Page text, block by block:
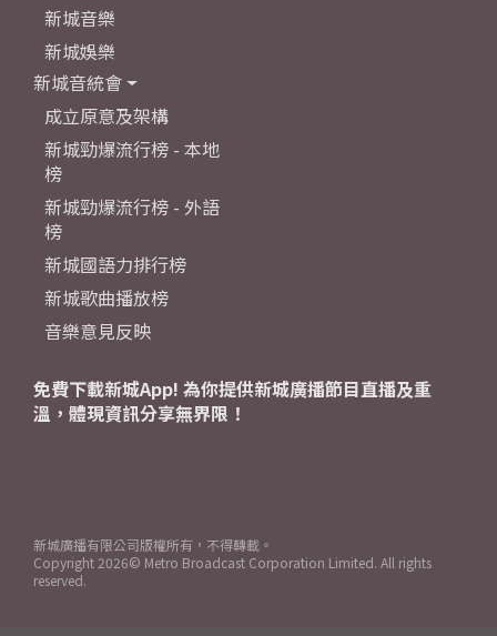
新城音樂
新城娛樂
新城音統會
成立原意及架構
新城勁爆流行榜 - 本地
榜
新城勁爆流行榜 - 外語
榜
新城國語力排行榜
新城歌曲播放榜
音樂意見反映
免費下載新城App! 為你提供新城廣播節目直播及重
溫，體現資訊分享無界限！
新城廣播有限公司版權所有，不得轉載。
Copyright 2026© Metro Broadcast Corporation Limited. All rights
reserved.